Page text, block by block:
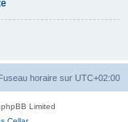
horaire sur UTC+02:00
Limited